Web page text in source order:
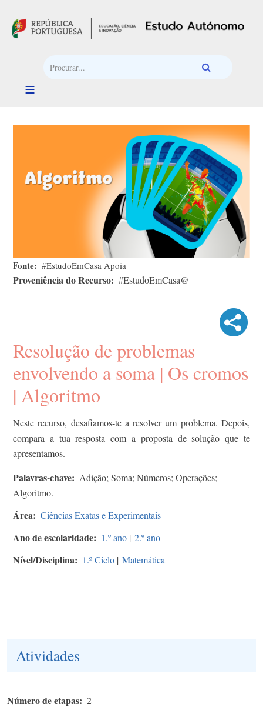
Fonte #EstudoEmCasa Apoia
Proveniência do Recurso #EstudoEmCasa@
Resolução de problemas
envolvendo a soma | Os cromos
| Algoritmo
Neste recurso, desafiamos-te a resolver um problema. Depois,
compara a tua resposta com a proposta de solução que te
apresentamos.
Palavras-chave
Adição; Soma; Números; Operações;
Algoritmo.
Área Ciências Exatas e Experimentais
Ano de escolaridade 1.º ano | 2.º ano
Nível/Disciplina 1.º Ciclo | Matemática
Atividades
Número de etapas 2